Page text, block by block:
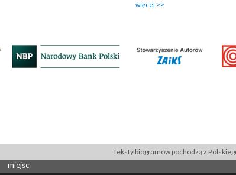
więcej
Teksty biogramów pochodzą z
miejsc